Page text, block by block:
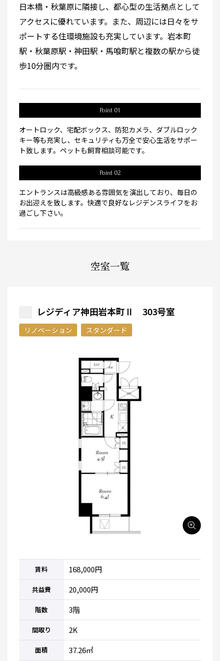
日本橋・秋葉原に隣接し、都心型の生活拠点として
アクセスに優れています。また、周辺には日々をサ
ポートする住環境施設も充実しています。岩本町
駅・秋葉原駅・神田駅・馬喰町駅と複数の駅から徒
歩10分圏内です。
Point 01
オートロック、宅配ボックス、防犯カメラ、ダブルロック
キー等も充実し、セキュリティも万全で安心生活をサポー
ト致します。ペットも飼育相談可能です。
Point 02
エントランスは高級感ある雰囲気を演出しており、毎日の
お出迎えを致します。快適で良好なレジデンスライフをお
過ごし下さい。
空室一覧
レジディア神田岩本町Ⅱ 303号室
リノベーション スタンダード
賃料 168,000円
共益費 20,000円
階数 3階
間取り 2K
面積 37.26㎡